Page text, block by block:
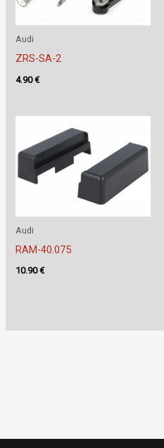
Audi
ZRS-SA-2
4.90€
Audi
RAM-40.075
10.90€